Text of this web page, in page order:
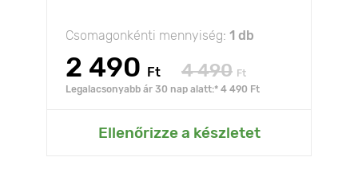
Csomagonkénti mennyiség: 1 db
2 490 Ft 4 490 Ft
Legalacsonyabb ár 30 nap alatt:* 4 490 Ft
Ellenőrizze a készletet